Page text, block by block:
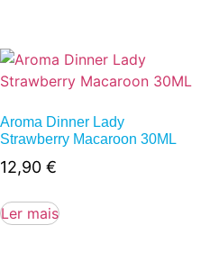
Aroma Dinner Lady
Strawberry Macaroon 30ML
12,90 €
Ler mais